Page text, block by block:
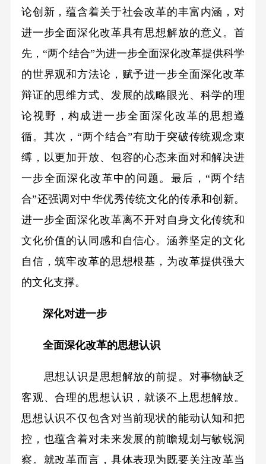
论创新，蕴含着关于社会改革的丰富内涵，对
进一步全面深化改革具有思想解放的意义。首
先，“两个结合”为进一步全面深化改革提供科学
的世界观和方法论，赋予进一步全面深化改革
辩证的思维方式、发展的战略眼光、科学的理
论视野，构成进一步全面深化改革的思想遵
循。其次，“两个结合”有助于突破传统观念束
缚，以更加开放、包容的心态来面对和解决进
一步全面深化改革中的问题。最后，“两个结
合”还强调对中华优秀传统文化的传承和创新。
进一步全面深化改革离不开对自身文化传统和
文化价值的认同感和自信心。涵养坚定的文化
自信，筑牢改革的思想根基，为改革提供强大
的文化支撑。
深化对进一步
全面深化改革的思想认识
思想认识是思想解放的前提。对事物缺乏
客观、合理的思想认识，就谈不上思想解放。
思想认识不仅包含对当前现状的能动认知和把
控，也蕴含着对未来发展的前瞻规划与敏锐洞
察。就改革而言，具体表现为既要关注改革当